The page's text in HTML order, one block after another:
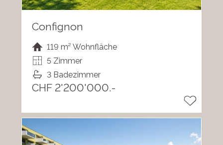
Confignon
119 m² Wohnfläche
5 Zimmer
3 Badezimmer
CHF 2'200'000.-